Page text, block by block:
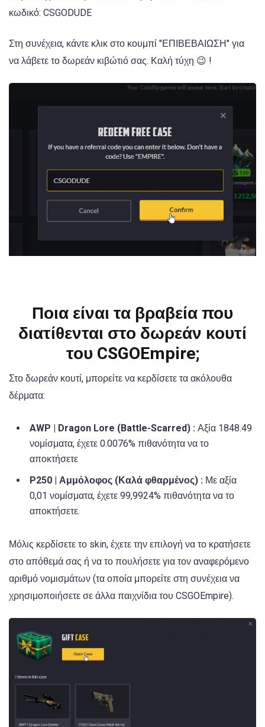
κωδικό: CSGODUDE
Στη συνέχεια, κάντε κλικ στο κουμπί "ΕΠΙΒΕΒΑΙΩΣΗ" για
να λάβετε το δωρεάν κιβώτιό σας. Καλή τύχη 😉 !
Ποια είναι τα βραβεία που
διατίθενται στο δωρεάν κουτί
του CSGOEmpire;
Στο δωρεάν κουτί, μπορείτε να κερδίσετε τα ακόλουθα
δέρματα:
AWP | Dragon Lore (Battle-Scarred) : Αξία 1848.49
νομίσματα, έχετε 0.0076% πιθανότητα να το
αποκτήσετε
P250 | Αμμόλοφος (Καλά φθαρμένος) : Με αξία
0,01 νομίσματα, έχετε 99,9924% πιθανότητα να το
αποκτήσετε.
Μόλις κερδίσετε το skin, έχετε την επιλογή να το κρατήσετε
στο απόθεμά σας ή να το πουλήσετε για τον αναφερόμενο
αριθμό νομισμάτων (τα οποία μπορείτε στη συνέχεια να
χρησιμοποιήσετε σε άλλα παιχνίδια του CSGOEmpire).